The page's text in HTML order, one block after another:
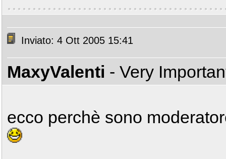
Inviato: 4 Ott 2005 15:41
MaxyValenti - Very
ecco perchè sono